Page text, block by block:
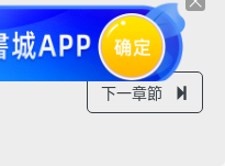
下一章節